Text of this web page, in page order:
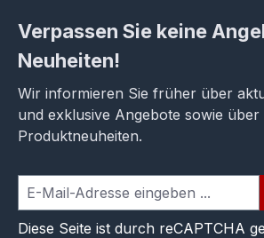
Verpassen Sie keine
Neuheiten!
Wir informieren Sie früher über
und exklusive Angebote sowie über
Produktneuheiten.
Diese Seite ist durch reCAPTCHA